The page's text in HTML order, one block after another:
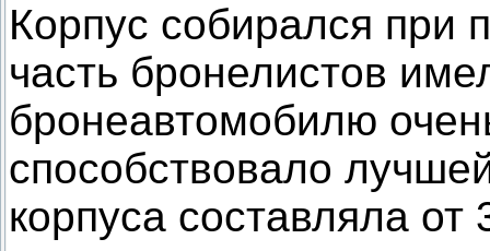
Корпус собирался при
часть бронелистов
бронеавтомобилю
способствовало
корпуса составляла